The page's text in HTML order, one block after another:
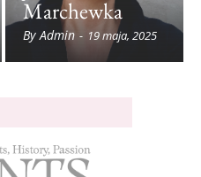
Marchewka
By Admin - 19 maja, 2025